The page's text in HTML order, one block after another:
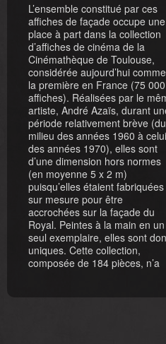
L’ensemble constitué par ces
affiches de façade occupe une
place à part dans la collection
d’affiches de cinéma de la
Cinémathèque de Toulouse,
considérée aujourd’hui comme
la première en France (75 000
affiches). Réalisées par le
artiste, André Azaïs, durant
période relativement brève (du
milieu des années 1960 à celui
des années 1970), elles sont
d’une dimension hors normes
(en moyenne 5 x 2 m)
puisqu’elles étaient fabriquées
sur mesure pour être
accrochées sur la façade du
Royal. Peintes à la main en un
seul exemplaire, elles sont
uniques. Cette collection,
composée de 184 pièces, n’a